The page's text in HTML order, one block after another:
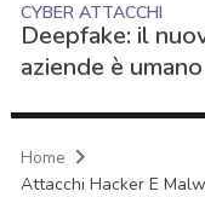
CYBER ATTACCHI
Deepfake: il
aziende è umano
Home
Attacchi Hacker E